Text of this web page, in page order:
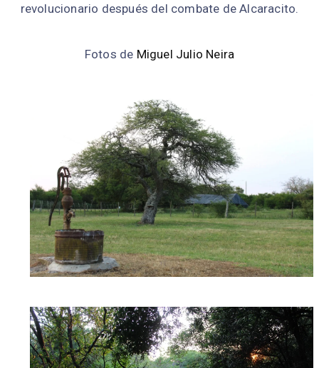
revolucionario después del combate de Alcaracito.
Fotos de Miguel Julio Neira